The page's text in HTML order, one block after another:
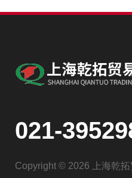
021-
Copyright © 2026 上海乾